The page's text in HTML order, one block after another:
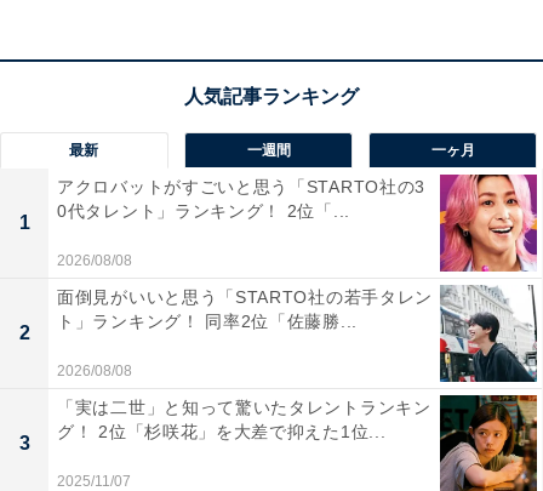
最新 一週間 一ヶ月
1
アクロバットがすごいと思う「STARTO社の3
0代タレント」ランキング！ 2位「...
2026/08/08
2
面倒見がいいと思う「STARTO社の若手タレン
ト」ランキング！ 同率2位「佐藤勝...
2026/08/08
3
「実は二世」と知って驚いたタレントランキン
グ！ 2位「杉咲花」を大差で抑えた1位...
2025/11/07